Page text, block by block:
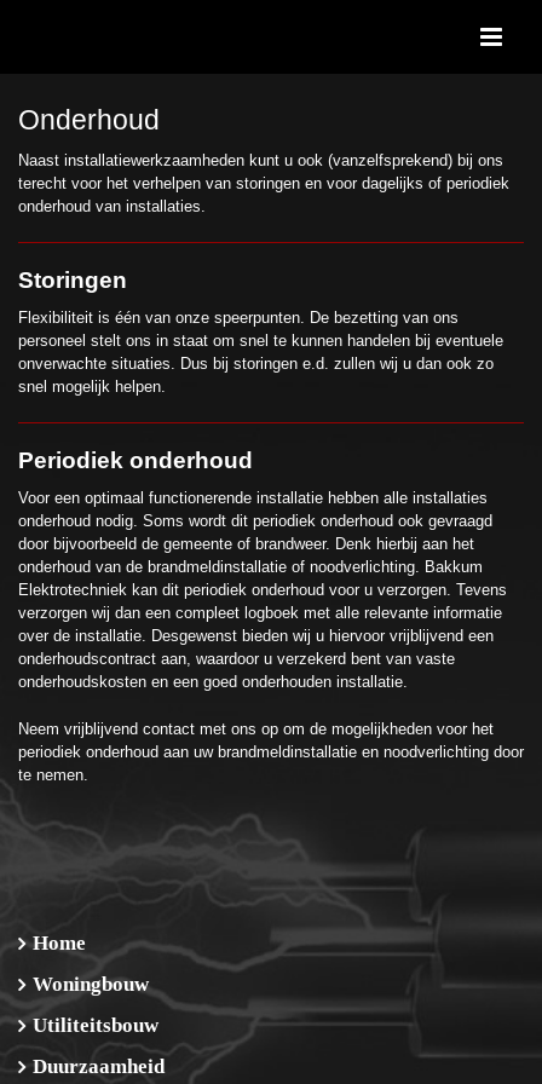
Onderhoud
Naast installatiewerkzaamheden kunt u ook (vanzelfsprekend) bij ons
terecht voor het verhelpen van storingen en voor dagelijks of periodiek
onderhoud van installaties.
Storingen
Flexibiliteit is één van onze speerpunten. De bezetting van ons
personeel stelt ons in staat om snel te kunnen handelen bij eventuele
onverwachte situaties. Dus bij storingen e.d. zullen wij u dan ook zo
snel mogelijk helpen.
Periodiek onderhoud
Voor een optimaal functionerende installatie hebben alle installaties
onderhoud nodig. Soms wordt dit periodiek onderhoud ook gevraagd
door bijvoorbeeld de gemeente of brandweer. Denk hierbij aan het
onderhoud van de brandmeldinstallatie of noodverlichting. Bakkum
Elektrotechniek kan dit periodiek onderhoud voor u verzorgen. Tevens
verzorgen wij dan een compleet logboek met alle relevante informatie
over de installatie. Desgewenst bieden wij u hiervoor vrijblijvend een
onderhoudscontract aan, waardoor u verzekerd bent van vaste
onderhoudskosten en een goed onderhouden installatie.
Neem vrijblijvend contact met ons op om de mogelijkheden voor het
periodiek onderhoud aan uw brandmeldinstallatie en noodverlichting door
te nemen.
Home
Woningbouw
Utiliteitsbouw
Duurzaamheid